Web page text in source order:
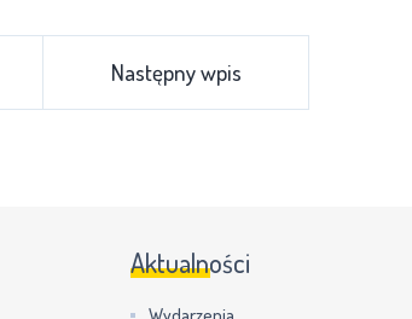
Następny wpis
Aktualności